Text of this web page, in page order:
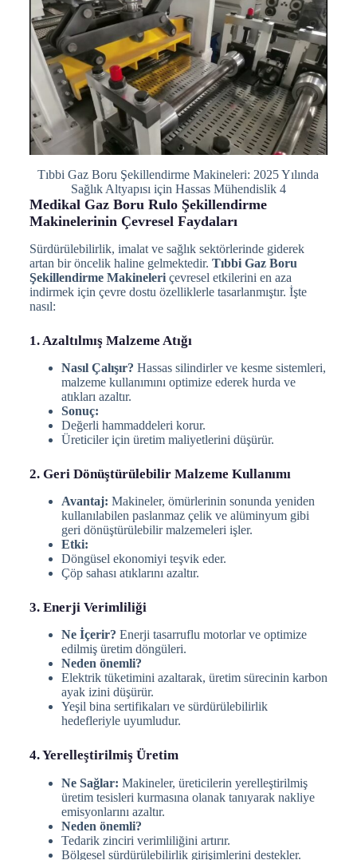
Tıbbi Gaz Boru Şekillendirme Makineleri: 2025 Yılında
Sağlık Altyapısı için Hassas Mühendislik 4
Medikal Gaz Boru Rulo Şekillendirme
Makinelerinin Çevresel Faydaları
Sürdürülebilirlik, imalat ve sağlık sektörlerinde giderek
artan bir öncelik haline gelmektedir. Tıbbi Gaz Boru
Şekillendirme Makineleriçevresel etkilerini en aza
indirmek için çevre dostu özelliklerle tasarlanmıştır. İşte
nasıl:
1. Azaltılmış Malzeme Atığı
Nasıl Çalışır? Hassas silindirler ve kesme sistemleri,
malzeme kullanımını optimize ederek hurda ve
atıkları azaltır.
Sonuç:
Değerli hammaddeleri korur.
Üreticiler için üretim maliyetlerini düşürür.
2. Geri Dönüştürülebilir Malzeme Kullanımı
Avantaj: Makineler, ömürlerinin sonunda yeniden
kullanılabilen paslanmaz çelik ve alüminyum gibi
geri dönüştürülebilir malzemeleri işler.
Etki:
Döngüsel ekonomiyi teşvik eder.
Çöp sahası atıklarını azaltır.
3. Enerji Verimliliği
Ne İçerir? Enerji tasarruflu motorlar ve optimize
edilmiş üretim döngüleri.
Neden önemli?
Elektrik tüketimini azaltarak, üretim sürecinin karbon
ayak izini düşürür.
Yeşil bina sertifikaları ve sürdürülebilirlik
hedefleriyle uyumludur.
4. Yerelleştirilmiş Üretim
Ne Sağlar: Makineler, üreticilerin yerelleştirilmiş
üretim tesisleri kurmasına olanak tanıyarak nakliye
emisyonlarını azaltır.
Neden önemli?
Tedarik zinciri verimliliğini artırır.
Bölgesel sürdürülebilirlik girişimlerini destekler.